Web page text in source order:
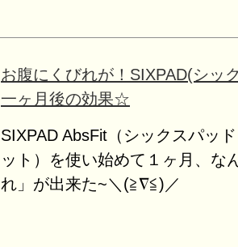
お腹にくびれが！SIXPAD(シッ
一ヶ月後の効果☆
SIXPAD AbsFit（シックスパッ
ット）を使い始めて１ヶ月、な
れ」が出来た~＼(≧∇≦)／